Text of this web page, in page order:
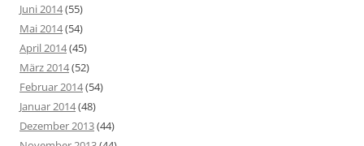
Juni 2014(55)
Mai 2014(54)
April 2014(45)
März 2014(52)
Februar 2014(54)
Januar 2014(48)
Dezember 2013(44)